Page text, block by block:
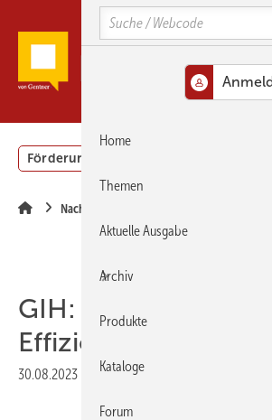
zum
zum
Förderung
Nachrichten
GIH:
Effizienzmaßnahmen
30.08.2023 Druckvorschau
Search
Home
Themen
Aktuelle Ausgabe
Archiv
Produkte
Kataloge
Forum